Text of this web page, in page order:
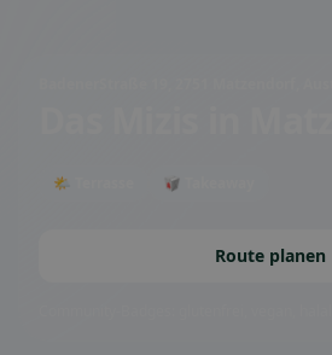
🌤 Terrasse 🥡 Takeaway
Route planen